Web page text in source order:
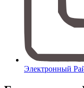
Электронный